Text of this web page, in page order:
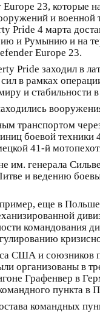
23,
и
Pride 4 марта
и Румынию и на
Europe 23.
Pride заходил в
в рамках
и стабильности
транспортом
боевой
41-й
генерала
и ведению
еще в
командования
США и
организованы в
Графенвер в
пункта в
командных